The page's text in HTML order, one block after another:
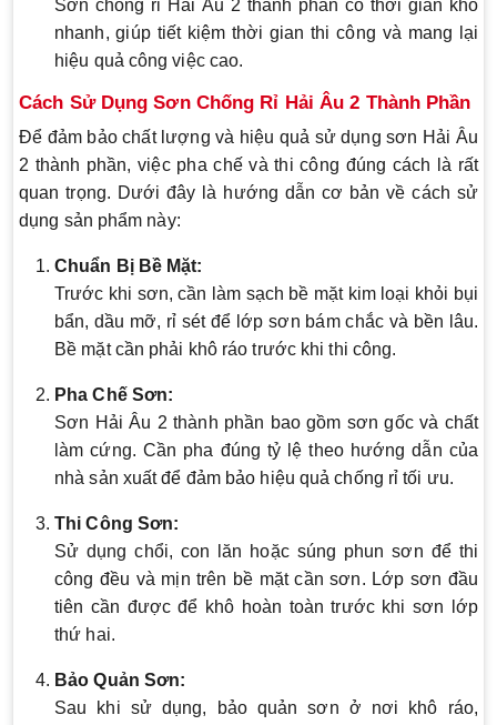
Sơn chống rỉ Hải Âu 2 thành phần có thời gian khô
nhanh, giúp tiết kiệm thời gian thi công và mang lại
hiệu quả công việc cao.
Cách Sử Dụng Sơn Chống Rỉ Hải Âu 2 Thành Phần
Để đảm bảo chất lượng và hiệu quả sử dụng sơn Hải Âu
2 thành phần, việc pha chế và thi công đúng cách là rất
quan trọng. Dưới đây là hướng dẫn cơ bản về cách sử
dụng sản phẩm này:
Chuẩn Bị Bề Mặt:
Trước khi sơn, cần làm sạch bề mặt kim loại khỏi bụi
bẩn, dầu mỡ, rỉ sét để lớp sơn bám chắc và bền lâu.
Bề mặt cần phải khô ráo trước khi thi công.
Pha Chế Sơn:
Sơn Hải Âu 2 thành phần bao gồm sơn gốc và chất
làm cứng. Cần pha đúng tỷ lệ theo hướng dẫn của
nhà sản xuất để đảm bảo hiệu quả chống rỉ tối ưu.
Thi Công Sơn:
Sử dụng chổi, con lăn hoặc súng phun sơn để thi
công đều và mịn trên bề mặt cần sơn. Lớp sơn đầu
tiên cần được để khô hoàn toàn trước khi sơn lớp
thứ hai.
Bảo Quản Sơn:
Sau khi sử dụng, bảo quản sơn ở nơi khô ráo,